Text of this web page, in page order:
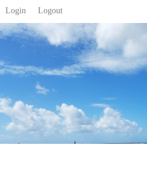
Login Logout